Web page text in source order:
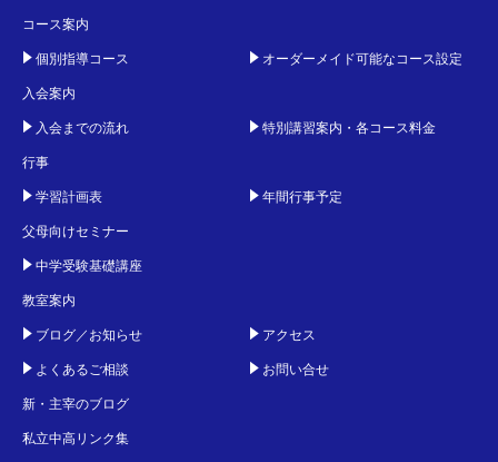
コース案内
個別指導コース オーダーメイド可能なコース設定
入会案内
入会までの流れ 特別講習案内・各コース料金
行事
学習計画表 年間行事予定
父母向けセミナー
中学受験基礎講座
教室案内
ブログ／お知らせ アクセス
よくあるご相談 お問い合せ
新・主宰のブログ
私立中高リンク集